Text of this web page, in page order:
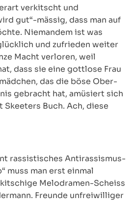
verkitscht und
gut“-mässig, dass man auf
Niemandem ist was
und zufrieden weiter
Macht verloren, weil
dass sie eine gottlose Frau
das die böse Ober-
gebracht hat, amüsiert sich
Buch. Ach, diese
rassistisches Antirassismus-
muss man erst einmal
Melodramen-Scheiss
Freunde unfreiwilliger